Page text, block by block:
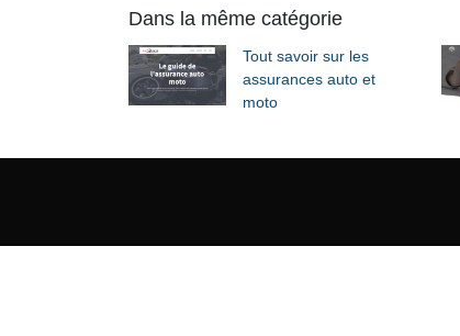
Dans la même catégorie
Tout savoir sur les
assurances auto et
moto